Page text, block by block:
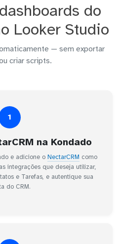
do
Looker Studio
— sem exportar
criar scripts.
1
na Kondado
e adicione o NectarCRM como
integrações que deseja utilizar,
e Tarefas, e autentique sua
do CRM.